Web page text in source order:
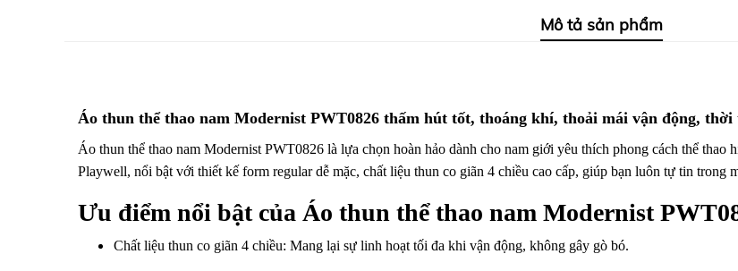
Mô tả sản phẩm
Áo thun thể thao nam Modernist PWT0826 thấm hút tốt, thoáng khí, thoải mái vận động, thời
Áo thun thể thao nam Modernist PWT0826 là lựa chọn hoàn hảo dành cho nam giới yêu thích phong cách thể thao
Playwell, nổi bật với thiết kế form regular dễ mặc, chất liệu thun co giãn 4 chiều cao cấp, giúp bạn luôn tự tin trong
Ưu điểm nổi bật của Áo thun thể thao nam Modernist
Chất liệu thun co giãn 4 chiều: Mang lại sự linh hoạt tối đa khi vận động, không gây gò bó.